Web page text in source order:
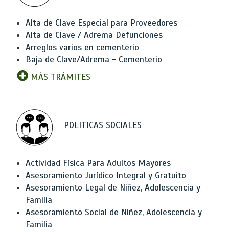
Alta de Clave Especial para Proveedores
Alta de Clave / Adrema Defunciones
Arreglos varios en cementerio
Baja de Clave/Adrema - Cementerio
MÁS TRÁMITES
POLITICAS SOCIALES
Actividad Física Para Adultos Mayores
Asesoramiento Jurídico Integral y Gratuito
Asesoramiento Legal de Niñez, Adolescencia y
Familia
Asesoramiento Social de Niñez, Adolescencia y
Familia